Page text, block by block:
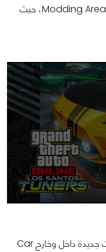
ذلك Merch Shop و Tattoo Shop و Modding Area، حيث
تقدم Los Santos Tuners أيضًا سباقات جديدة داخل وخارج Car